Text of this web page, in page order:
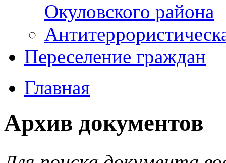
Окуловского района
Переселение граждан
Главная
Архив документов